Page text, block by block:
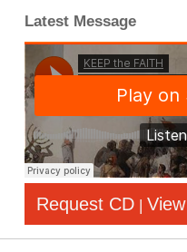
Latest Message
Request CD |